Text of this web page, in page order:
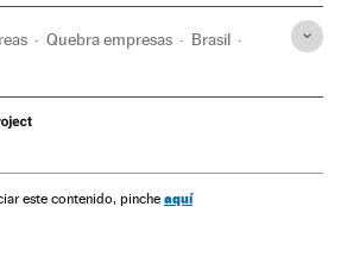
Quebra empresas Brasil
coronavirus covid-19
este contenido, pinche aquí